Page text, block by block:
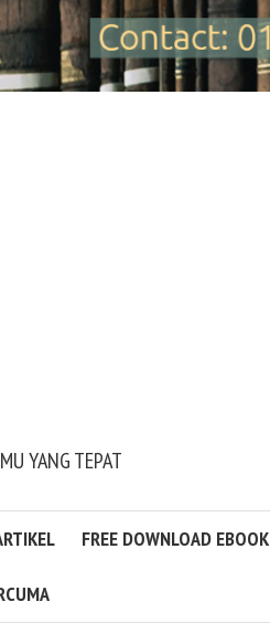
YANG TEPAT
FREE DOWNLOAD EBOOK